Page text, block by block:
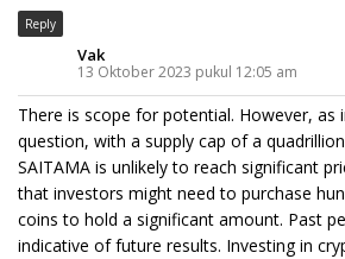
Reply
Vak
13 Oktober 2023 pukul 12:05 am
There is scope for potential. However, as
question, with a supply cap of a
SAITAMA is unlikely to reach significant
that investors might need to purchase
coins to hold a significant amount. Past
indicative of future results. Investing in